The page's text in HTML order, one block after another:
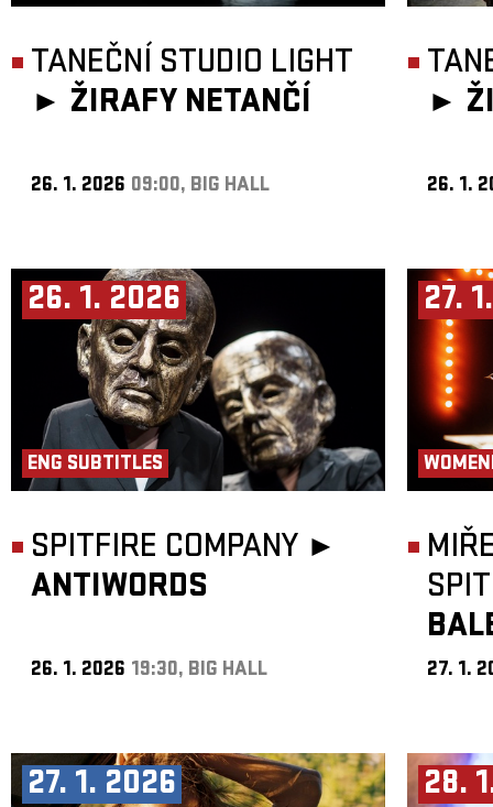
TANEČNÍ STUDIO LIGHT
► ŽIRAFY NETANČÍ
26. 1. 2026 09:00, BIG HALL
►
26. 1.
26. 1. 2026
ENG SUBTITLES
SPITFIRE COMPANY ►
ANTIWORDS
26. 1. 2026 19:30, BIG HALL
27.
27. 1.
27. 1. 2026 28.